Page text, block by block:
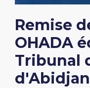
Remise
OHADA
Tribunal
d'Abidjan